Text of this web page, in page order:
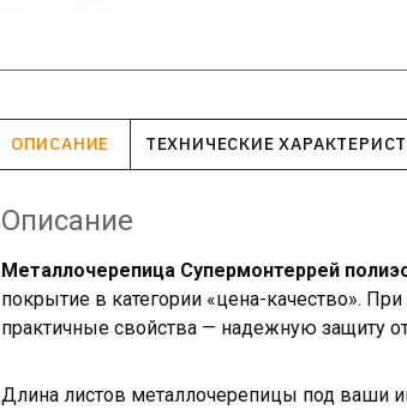
ОПИСАНИЕ ТЕХНИЧЕСКИЕ
Описание
Металлочерепица Супермонтеррей
покрытие в категории «цена-качество».
практичные свойства — надежную защиту
Длина листов металлочерепицы под ваши